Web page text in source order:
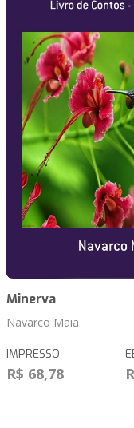
Minerva
Navarco Maia
IMPRESSO
R$ 68,78